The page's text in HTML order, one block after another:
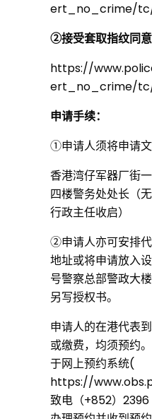
ert_no_crime/tc/
②接受套取指纹同意
https://
ert_no_crime/
申请手续：
①申请人须将申请文
香港湾仔军器厂街
四楼警务处处长（
行政主任收启）
②申请人亦可安排
地址或将申请放入
号警察总部警政大
另写授权书。
申请人的在港代表
或缴费，均须预约
于网上预约系统(
https://
致电（+852）2396